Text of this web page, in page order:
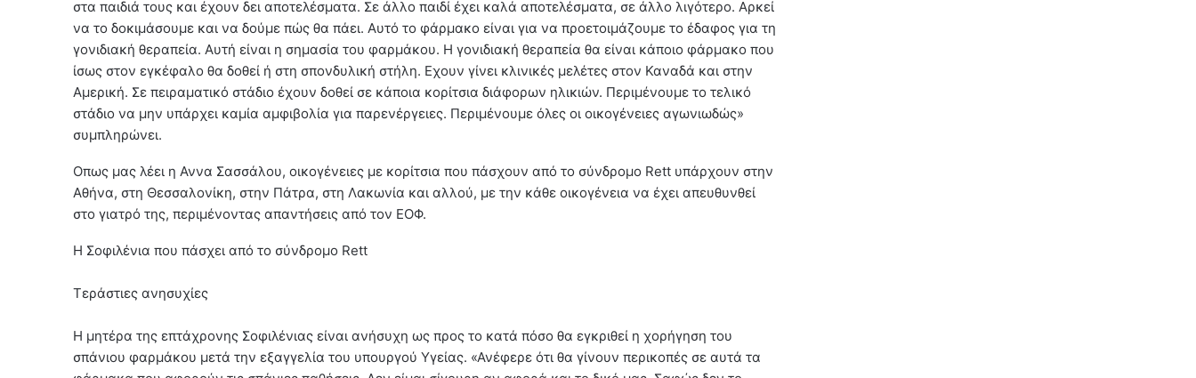
στα παιδιά τους και έχουν δει αποτελέσματα. Σε άλλο παιδί έχει καλά αποτελέσματα, σε άλλο λιγότερο. Αρκεί
να το δοκιμάσουμε και να δούμε πώς θα πάει. Αυτό το φάρμακο είναι για να προετοιμάζουμε το έδαφος για τη
γονιδιακή θεραπεία. Αυτή είναι η σημασία του φαρμάκου. Η γονιδιακή θεραπεία θα είναι κάποιο φάρμακο που
ίσως στον εγκέφαλο θα δοθεί ή στη σπονδυλική στήλη. Εχουν γίνει κλινικές μελέτες στον Καναδά και στην
Αμερική. Σε πειραματικό στάδιο έχουν δοθεί σε κάποια κορίτσια διάφορων ηλικιών. Περιμένουμε το τελικό
στάδιο να μην υπάρχει καμία αμφιβολία για παρενέργειες. Περιμένουμε όλες οι οικογένειες αγωνιωδώς»
συμπληρώνει.
Οπως μας λέει η Αννα Σασσάλου, οικογένειες με κορίτσια που πάσχουν από το σύνδρομο Rett υπάρχουν στην
Αθήνα, στη Θεσσαλονίκη, στην Πάτρα, στη Λακωνία και αλλού, με την κάθε οικογένεια να έχει απευθυνθεί
στο γιατρό της, περιμένοντας απαντήσεις από τον ΕΟΦ.
Η Σοφιλένια που πάσχει από το σύνδρομο Rett
Τεράστιες ανησυχίες
Η μητέρα της επτάχρονης Σοφιλένιας είναι ανήσυχη ως προς το κατά πόσο θα εγκριθεί η χορήγηση του
σπάνιου φαρμάκου μετά την εξαγγελία του υπουργού Υγείας. «Ανέφερε ότι θα γίνουν περικοπές σε αυτά τα